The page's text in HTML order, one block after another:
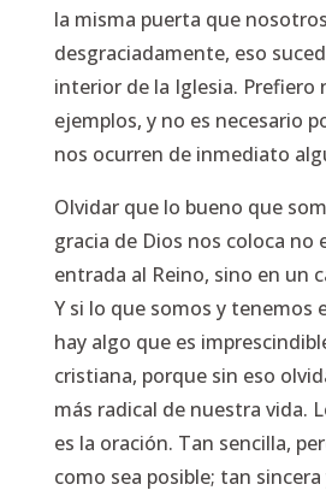
la misma puerta que
desgraciadamente, eso
interior de la Iglesia. Prefiero
ejemplos, y no es necesario
nos ocurren de inmediato
Olvidar que lo bueno que
gracia de Dios nos coloca no
entrada al Reino, sino en un
Y si lo que somos y tenemos
hay algo que es
cristiana, porque sin eso
más radical de nuestra vida.
es la oración. Tan sencilla,
como sea posible; tan